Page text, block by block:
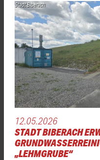
Stadt Biberach
12.05.2026
STADT BIBERACH
„LEHMGRUBE“